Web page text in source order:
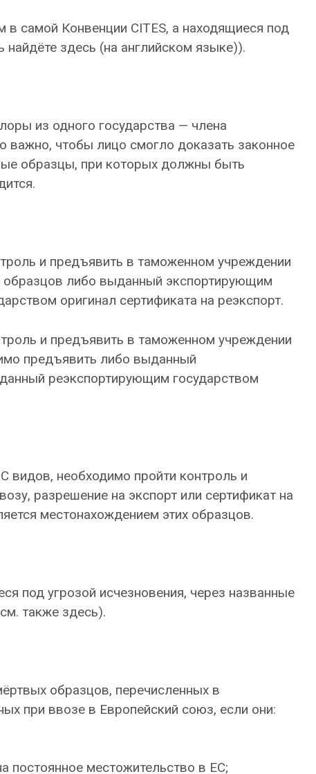
самой Конвенции CITES, а находящиеся под
здесь (на английском языке)).
из одного государства — члена
важно, чтобы лицо смогло доказать законное
образцы, при которых должны быть
и предъявить в таможенном учреждении
образцов либо выданный экспортирующим
оригинал сертификата на реэкспорт.
и предъявить в таможенном учреждении
предъявить либо выданный
реэкспортирующим государством
видов, необходимо пройти контроль и
разрешение на экспорт или сертификат на
местонахождением этих образцов.
под угрозой исчезновения, через названные
также здесь).
образцов, перечисленных в
при ввозе в Европейский союз, если они:
постоянное местожительство в ЕС;